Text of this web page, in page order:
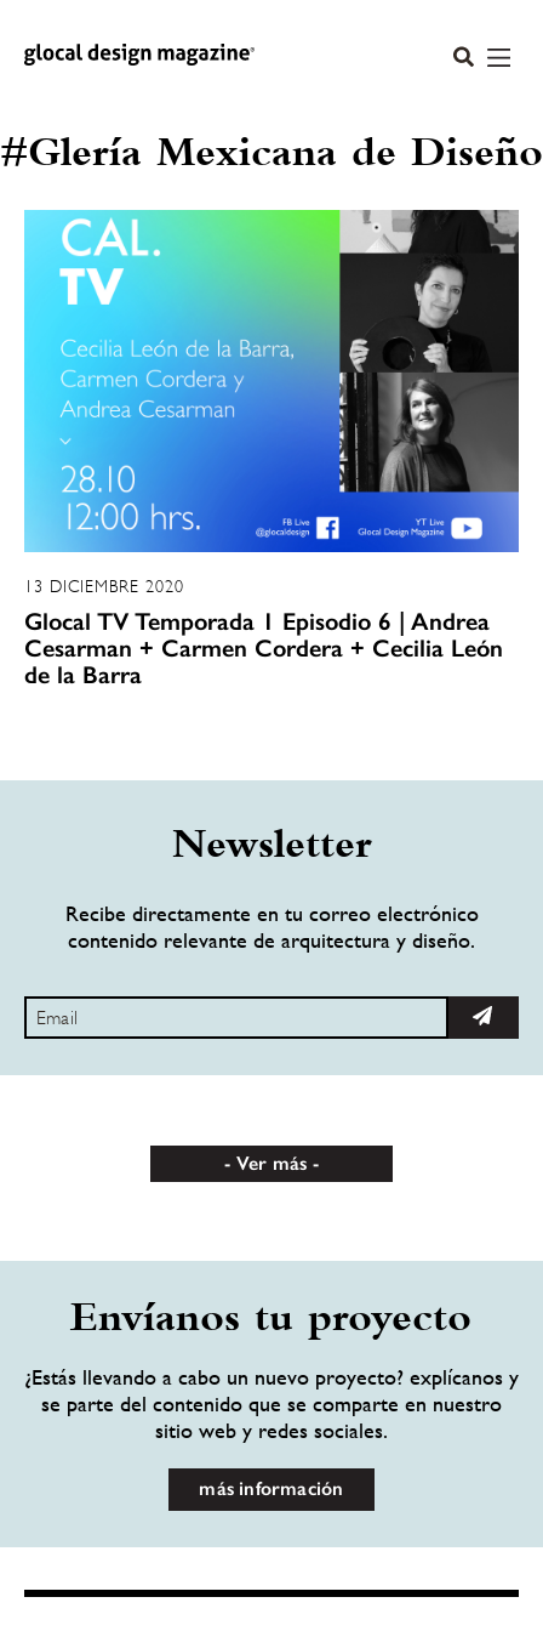
#Glería Mexicana de Diseño
13 DICIEMBRE 2020
Glocal TV Temporada 1 Episodio 6 | Andrea
Cesarman + Carmen Cordera + Cecilia León
de la Barra
Newsletter
Recibe directamente en tu correo electrónico
contenido relevante de arquitectura y diseño.
Ver más
Envíanos tu proyecto
¿Estás llevando a cabo un nuevo proyecto? explícanos y
se parte del contenido que se comparte en nuestro
sitio web y redes sociales.
más información